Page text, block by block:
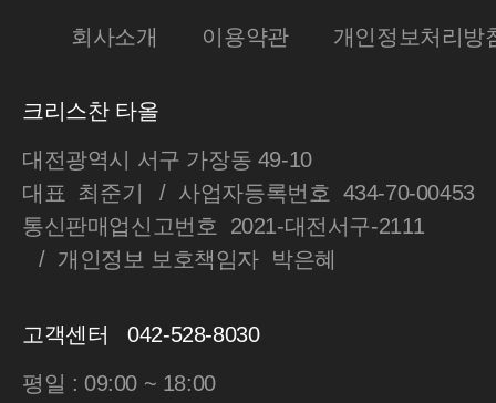
회사소개 이용약관 개인정보처리방
크리스찬 타올
대전광역시 서구 가장동 49-10
대표 최준기
사업자등록번호 434-70-00453
통신판매업신고번호 2021-대전서구-2111
개인정보 보호책임자 박은혜
고객센터 042-528-8030
평일 : 09:00 ~ 18:00